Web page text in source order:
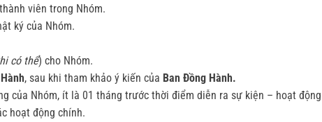
viên trong Nhóm.
ký của Nhóm.
có thể) cho Nhóm.
, sau khi tham khảo ý kiến của Ban Đồng Hành.
của Nhóm, ít là 01 tháng trước thời điểm diễn ra sự kiện – hoạt động
hoạt động chính.